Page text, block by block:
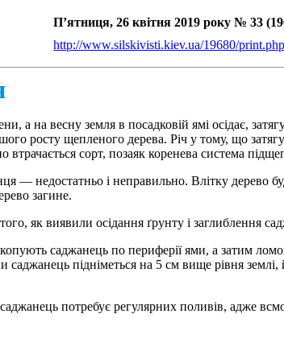
П’ятниця, 26 квітня 2019 року № 33
http://www.silskivisti.kiev.ua/19680/
на весну земля в посадковій ямі осідає,
росту щепленого дерева. Річ у тому, що
сорт, позаяк коренева система
— недостатньо і неправильно. Влітку дерево
загине.
як виявили осідання ґрунту і заглиблення
саджанець по периферії ями, а затим
підніметься на 5 см вище рівня
потребує регулярних поливів, адже